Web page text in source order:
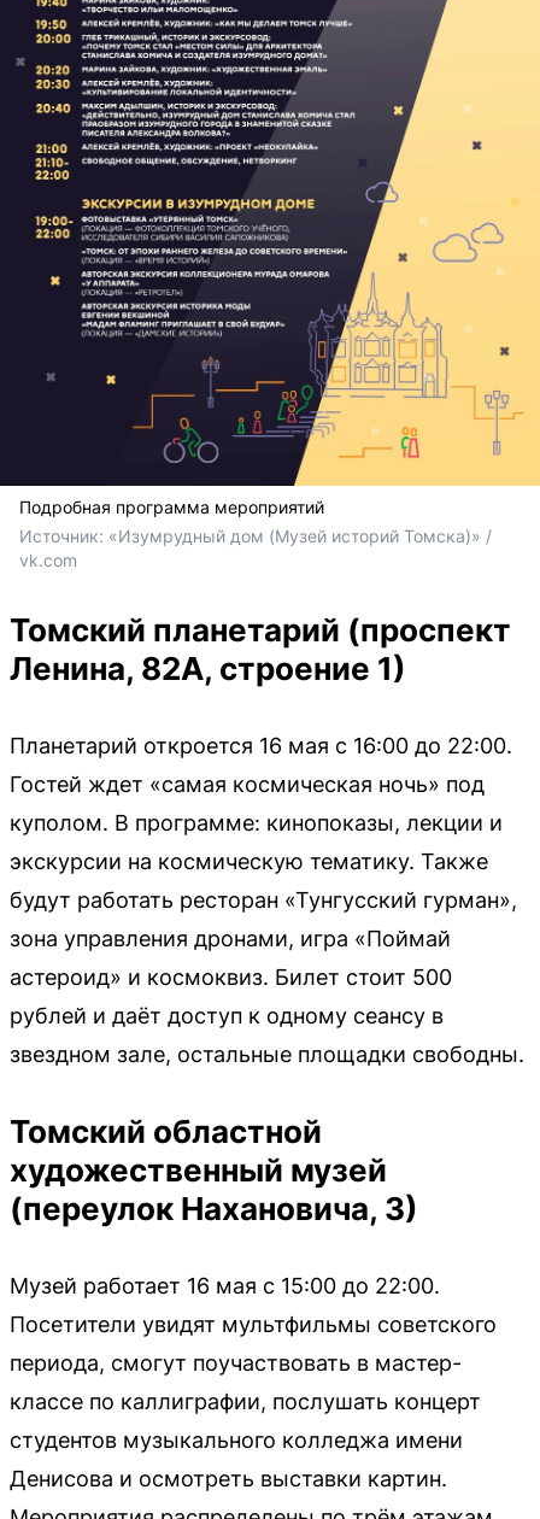
Подробная программа мероприятий
Источник: «Изумрудный дом (Музей историй Томска)» /
vk.com
Томский планетарий (проспект
Ленина, 82А, строение 1)
Планетарий откроется 16 мая с 16:00 до 22:00.
Гостей ждет «самая космическая ночь» под
куполом. В программе: кинопоказы, лекции и
экскурсии на космическую тематику. Также
будут работать ресторан «Тунгусский гурман»,
зона управления дронами, игра «Поймай
астероид» и космоквиз. Билет стоит 500
рублей и даёт доступ к одному сеансу в
звездном зале, остальные площадки свободны.
Томский областной
художественный музей
(переулок Нахановича, 3)
Музей работает 16 мая с 15:00 до 22:00.
Посетители увидят мультфильмы советского
периода, смогут поучаствовать в мастер-
классе по каллиграфии, послушать концерт
студентов музыкального колледжа имени
Денисова и осмотреть выставки картин.